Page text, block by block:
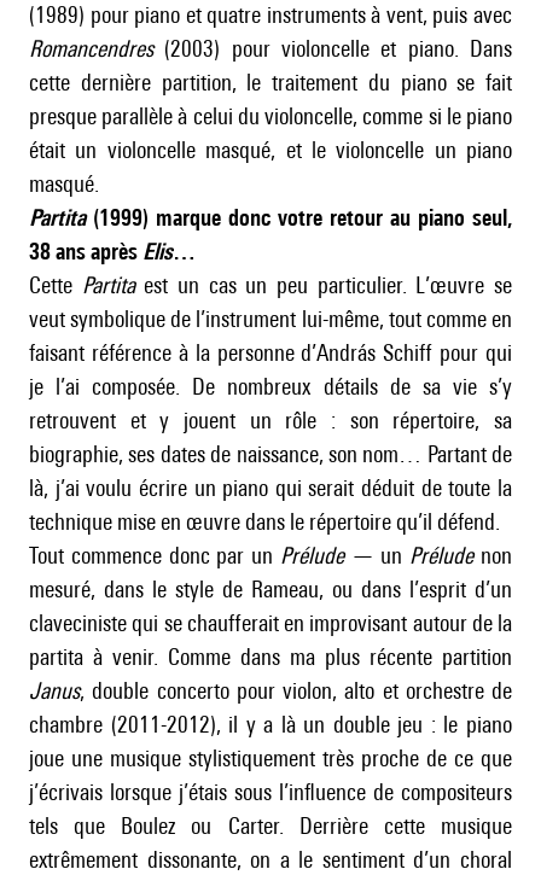
(1989) pour piano et quatre instruments à vent, puis avec
Romancendres(2003) pour violoncelle et piano. Dans
cette dernière partition, le traitement du piano se fait
presque parallèle à celui du violoncelle, comme si le piano
était un violoncelle masqué, et le violoncelle un piano
masqué.
Partita(1999) marque donc votre retour au piano seul,
38 ans après Elis…
Cette Partitaest un cas un peu particulier. L’œuvre se
veut symbolique de l’instrument lui-même, tout comme en
faisant référence à la personne d’András Schiff pour qui
je l’ai composée. De nombreux détails de sa vie s’y
retrouvent et y jouent un rôle : son répertoire, sa
biographie, ses dates de naissance, son nom… Partant de
là, j’ai voulu écrire un piano qui serait déduit de toute la
technique mise en œuvre dans le répertoire qu’il défend.
Tout commence donc par un Prélude— un Préludenon
mesuré, dans le style de Rameau, ou dans l’esprit d’un
claveciniste qui se chaufferait en improvisant autour de la
partita à venir. Comme dans ma plus récente partition
Janus, double concerto pour violon, alto et orchestre de
chambre (2011-2012), il y a là un double jeu : le piano
joue une musique stylistiquement très proche de ce que
j’écrivais lorsque j’étais sous l’influence de compositeurs
tels que Boulez ou Carter. Derrière cette musique
extrêmement dissonante, on a le sentiment d’un choral